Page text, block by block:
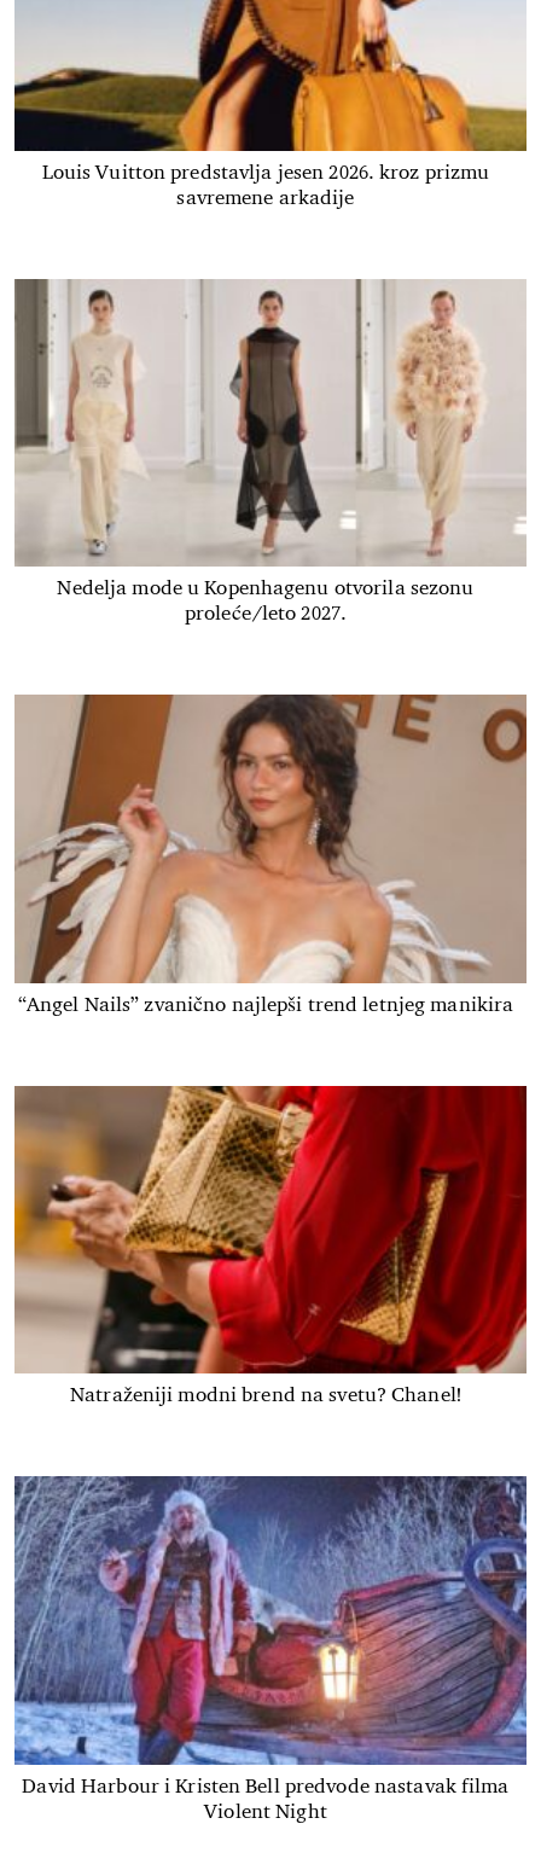
Louis Vuitton predstavlja jesen 2026. kroz prizmu
savremene arkadije
Nedelja mode u Kopenhagenu otvorila sezonu
proleće/leto 2027.
“Angel Nails” zvanično najlepši trend letnjeg manikira
Natraženiji modni brend na svetu? Chanel!
David Harbour i Kristen Bell predvode nastavak filma
Violent Night